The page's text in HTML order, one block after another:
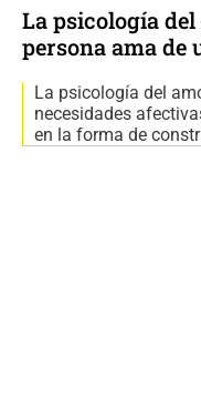
La psicología
persona ama de
La psicología del
necesidades
en la forma de